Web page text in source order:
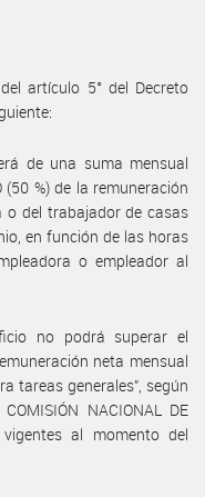
artículo 5° del Decreto
de una suma mensual
(50 %) de la remuneración
o del trabajador de casas
en función de las horas
o empleador al
no podrá superar el
neta mensual
tareas generales”, según
NACIONAL DE
vigentes al momento del